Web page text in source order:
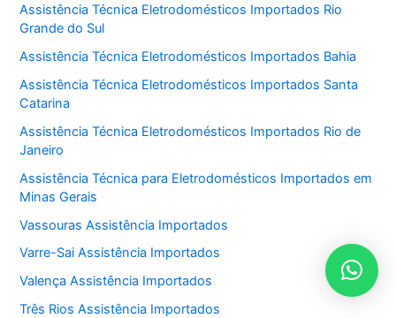
Assistência Técnica Eletrodomésticos Importados Rio
Grande do Sul
Assistência Técnica Eletrodomésticos Importados Bahia
Assistência Técnica Eletrodomésticos Importados Santa
Catarina
Assistência Técnica Eletrodomésticos Importados Rio de
Janeiro
Assistência Técnica para Eletrodomésticos Importados em
Minas Gerais
Vassouras Assistência Importados
Varre-Sai Assistência Importados
Valença Assistência Importados
Três Rios Assistência Importados